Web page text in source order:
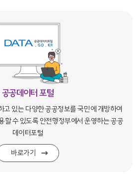
공공데이터 포털
고 있는 다양한 공공정보를 국민에 개방하여
할 수 있도록 안전행정부에서 운영하는 공공
데이터포털
바로가기